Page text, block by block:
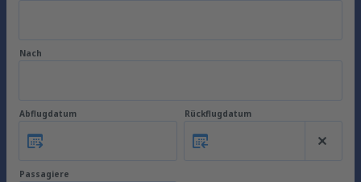
Nach
Abflugdatum Rückflugdatum
Passagiere